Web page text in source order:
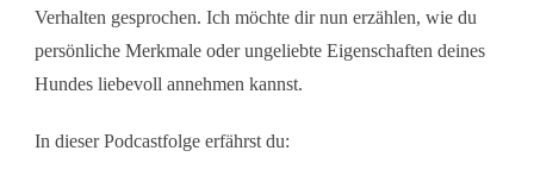
Verhalten gesprochen. Ich möchte dir nun erzählen, wie du
persönliche Merkmale oder ungeliebte Eigenschaften deines
Hundes liebevoll annehmen kannst.
In dieser Podcastfolge erfährst du: